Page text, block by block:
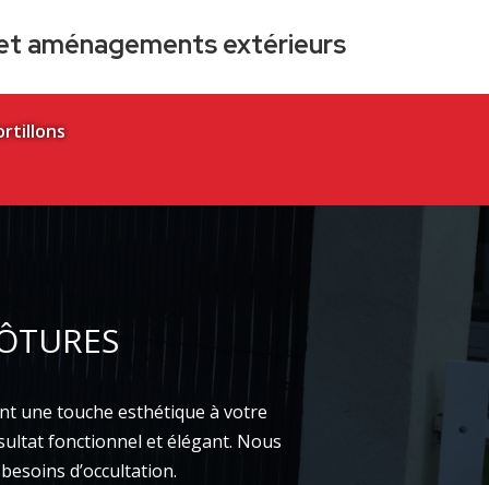
aménagements extérieurs
une touche esthétique à votre
fonctionnel et élégant. Nous
d’occultation.